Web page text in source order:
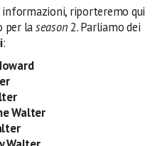
riporteremo qui
per laseason2. Parliamo dei
:
Walter